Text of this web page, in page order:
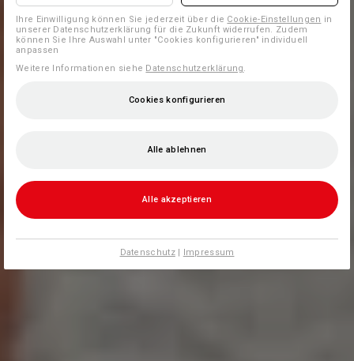
Ihre Einwilligung können Sie jederzeit über die Cookie-Einstellungen in
unserer Datenschutzerklärung für die Zukunft widerrufen. Zudem
können Sie Ihre Auswahl unter "Cookies konfigurieren" individuell
anpassen
Weitere Informationen siehe Datenschutzerklärung
Cookies konfigurieren
Alle ablehnen
Alle akzeptieren
Datenschutz| Impressum